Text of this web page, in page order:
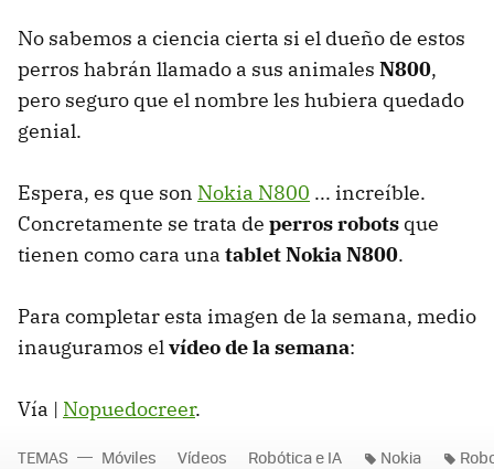
No sabemos a ciencia cierta si el dueño de estos
perros habrán llamado a sus animales N800,
pero seguro que el nombre les hubiera quedado
genial.
Espera, es que son Nokia N800 ... increíble.
Concretamente se trata de perros robots que
tienen como cara una tablet Nokia N800.
Para completar esta imagen de la semana, medio
inauguramos elvídeo de la semana:
Vía | Nopuedocreer.
TEMAS Móviles Vídeos Robótica e IA Nokia